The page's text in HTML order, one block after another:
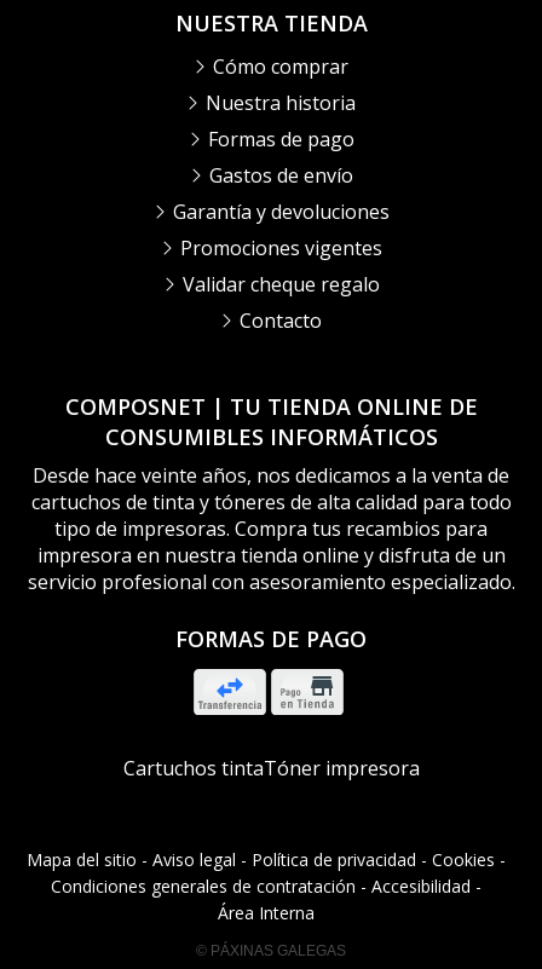
COMPOSNET | TU TIENDA ONLINE DE
CONSUMIBLES INFORMÁTICOS
Desde hace veinte años, nos dedicamos a la venta de
cartuchos de tinta y tóneres de alta calidad para todo
tipo de impresoras. Compra tus recambios para
impresora en nuestra tienda online y disfruta de un
servicio profesional con asesoramiento especializado.
FORMAS DE PAGO
NUESTRA TIENDA
Cómo comprar
Nuestra historia
Formas de pago
Gastos de envío
Garantía y devoluciones
Promociones vigentes
Validar cheque regalo
Contacto
Cartuchos tintaTóner impresora
Mapa del sitio - Aviso legal - Política de privacidad - Cookies -
Condiciones generales de contratación - Accesibilidad -
Área Interna
© PÁXINAS GALEGAS